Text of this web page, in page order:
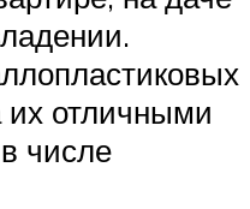
их отличными
числе